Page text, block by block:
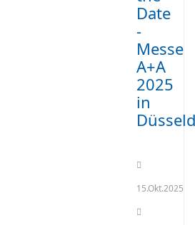
Date
-
Messe
A+A
2025
in
15.Okt.2025